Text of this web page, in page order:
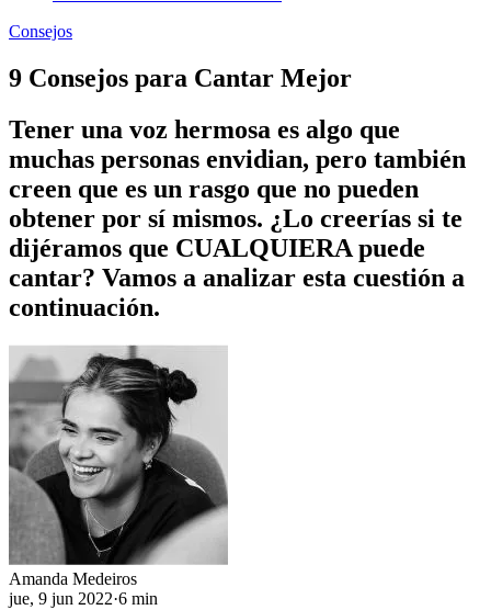
Consejos
9 Consejos para Cantar Mejor
Tener una voz hermosa es algo que
muchas personas envidian, pero también
creen que es un rasgo que no pueden
obtener por sí mismos. ¿Lo creerías si te
dijéramos que CUALQUIERA puede
cantar? Vamos a analizar esta cuestión a
continuación.
Amanda Medeiros
jue, 9 jun 2022·6 min